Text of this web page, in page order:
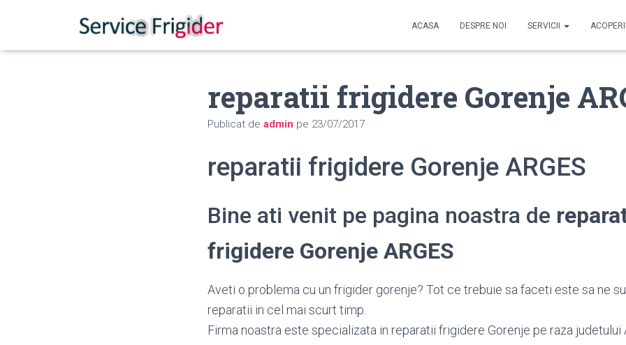
ACASA DESPRE NOI SERVICII
reparatii frigidere Gorenje
Publicat de admin pe 23/07/2017
reparatii frigidere Gorenje ARGES
Bine ati venit pe pagina noastra de
frigidere Gorenje ARGES
Aveti o problema cu un frigider gorenje? Tot ce trebuie sa faceti este sa ne
reparatii in cel mai scurt timp.
Firma noastra este specializata in reparatii frigidere Gorenje pe raza judetului